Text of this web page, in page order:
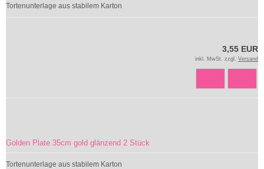
Tortenunterlage aus stabilem Karton
3,55 EUR
inkl. MwSt. zzgl. Versand
Golden Plate 35cm gold glänzend 2 Stück
Tortenunterlage aus stabilem Karton